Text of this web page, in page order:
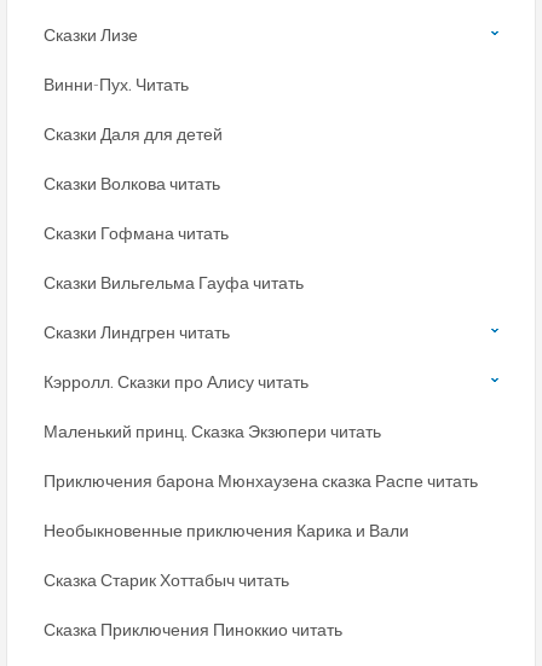
Сказки Лизе
Винни-Пух. Читать
Сказки Даля для детей
Сказки Волкова читать
Сказки Гофмана читать
Сказки Вильгельма Гауфа читать
Сказки Линдгрен читать
Кэрролл. Сказки про Алису читать
Маленький принц. Сказка Экзюпери читать
Приключения барона Мюнхаузена сказка Распе читать
Необыкновенные приключения Карика и Вали
Сказка Старик Хоттабыч читать
Сказка Приключения Пиноккио читать